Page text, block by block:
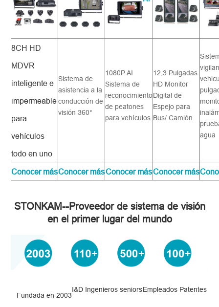
8CH HD
MDVR
inteligente e
impermeable
para
vehículos
todo en uno
Sistema de
asistencia a la
conducción de
visión 360°
1080P AI
Sistema de
reconocimiento
de peatones
para vehículos
12,3 Pulgadas
HD Monitor
Digital de
Espejo para
Bus/ Camión
agua
Conocer másConocer másConocer másConocer más
STONKAM--Proveedor de sistema de visión
en el primer lugar del mundo
Fundada en 2003
I&D Ingenieros seniorsEmpleados Patentes